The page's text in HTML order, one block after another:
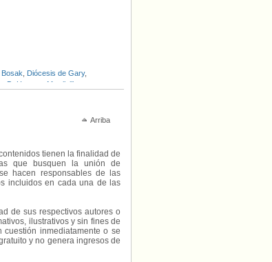
Bosak Diócesis de Gary,
D. Hannan Merrilville
Arriba
tienen la finalidad de
que busquen la unión de
hacen responsables de las
incluidos en cada una de las
de sus respectivos autores o
ilustrativos y sin fines de
inmediatamente o se
y no genera ingresos de